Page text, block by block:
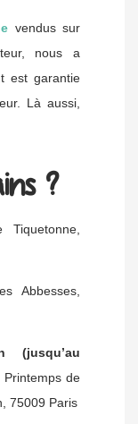
vendus sur
nous a
est garantie
Là aussi,
?
Abbesses,
(jusqu’au
de
75009 Paris